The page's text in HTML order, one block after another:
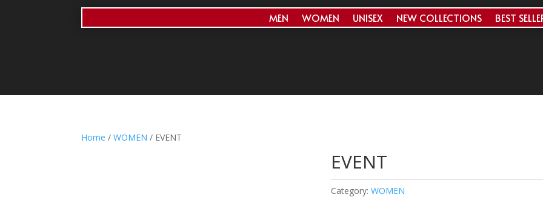
MEN WOMEN UNISEX NEW COLLECTIONS BEST
Home /WOMEN / EVENT
EVENT
Category:WOMEN